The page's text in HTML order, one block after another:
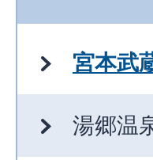
宮本武
湯郷温